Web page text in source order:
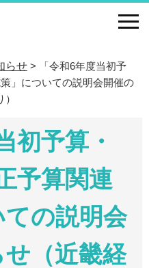
らせ >
「令和6年度当初予
」についての説明会開催の
初予算・
予算関連
の説明会
せ（近畿経